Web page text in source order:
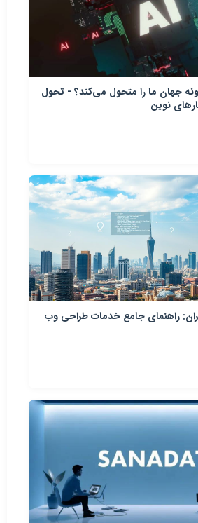
جهان ما را متحول می‌کند؟ - تحول
نوین
راهنمای جامع خدمات طراحی وب